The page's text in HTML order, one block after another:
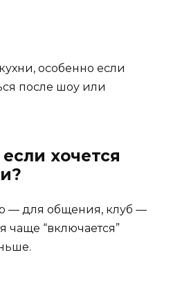
особенно если
после шоу или
хочется
— для общения, клуб —
чаще “включается”